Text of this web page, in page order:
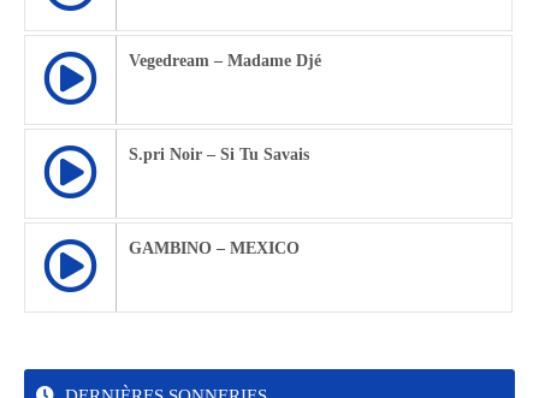
Vegedream – Madame Djé
S.pri Noir – Si Tu Savais
GAMBINO – MEXICO